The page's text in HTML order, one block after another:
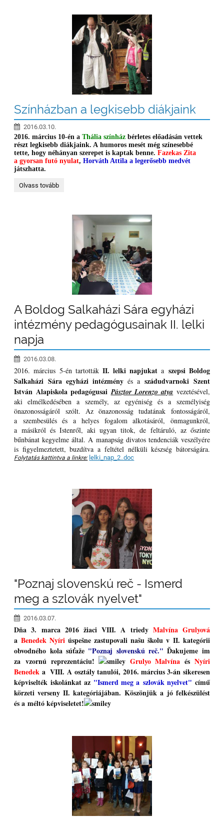
hagyjad
másnak
az
áldozatot.“:
Színházban a legkisebb diákjaink
2016.03.10.
2016. március 10-én aThália színház bérletes előadásán vettek
részt legkisebb diákjaink. A humoros mesét még színesebbé
tette, hogy néhányan szerepet is kaptak benne.Fazekas Zita
a gyorsan futó nyulat,Horváth Attila a legerősebb medvét
játszhatta.
Színházban
Olvass tovább
A Boldog Salkaházi Sára egyházi
intézmény pedagógusainak II. lelki
napja
2016.03.08.
2016. március 5-én tartottákII. lelki napjukat a szepsi Boldog
Salkaházi Sára egyházi intézményés aszádudvarnoki Szent
István Alapiskola pedagógusai Pásztor Lorenzo atya vezetésével,
aki elmélkedésében a személy, az egyéniség és a személyiség
önazonosságáról szólt. Az önazonosság tudatának fontosságáról,
a szembesülés és a helyes fogalom alkotásáról, önmagunkról,
a másikról és Istenről, aki ugyan titok, de feltáruló, az őszinte
bűnbánat kegyelme által. A manapság divatos tendenciák veszélyére
is figyelmeztetett, buzdítva a feltétel nélküli készség bátorságára.
Folytatás kattintva a linkre: lelki_nap_2..doc
"Poznaj slovenskú reč - Ismerd
meg a szlovák nyelvet"
2016.03.07.
Dňa 3. marca 2016 žiaci VIII. A triedy Malvína Grulyová
aBenedek Nyíri úspešne zastupovali našu školu v II. kategórii
obvodného kola súťaže "Poznaj slovenskú reč." Ďakujeme im
za vzornú reprezentáciu!
Grulyo Malvína és Nyíri
Benedek a VIII. A osztály tanulói, 2016. március 3-án sikeresen
képviselték iskolánkat az "Ismerd meg a szlovák nyelvet" című
körzeti verseny II. kategóriájában. Köszönjük a jó felkészülést
és a méltó képviseletet!